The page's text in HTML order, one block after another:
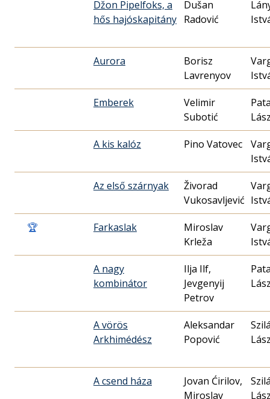
Džon Pipelfoks, a
hős hajóskapitány
Dušan
Radović
Aurora
Borisz
Lavrenyov
Emberek
Velimir
Subotić
A kis kalóz Pino Vatovec
Az első szárnyak
Živorad
Vukosavljević
🏆 Farkaslak
Miroslav
Krleža
A nagy
kombinátor
Ilja Ilf,
Jevgenyij
Petrov
A vörös
Arkhimédész
Aleksandar
Popović
A csend háza
Jovan Ćirilov,
Miroslav